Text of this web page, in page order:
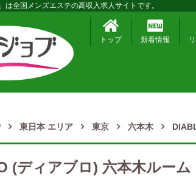
は全国メンズエステの高収入求人サイトです。
トップ 新着情報
東日本 エリア 東京 六本木
(ディアブロ) 六本木ルーム